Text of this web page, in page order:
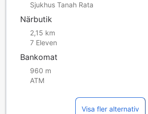
Sjukhus Tanah Rata
Närbutik
2,15 km
7 Eleven
Bankomat
960 m
ATM
Visa fler alternativ